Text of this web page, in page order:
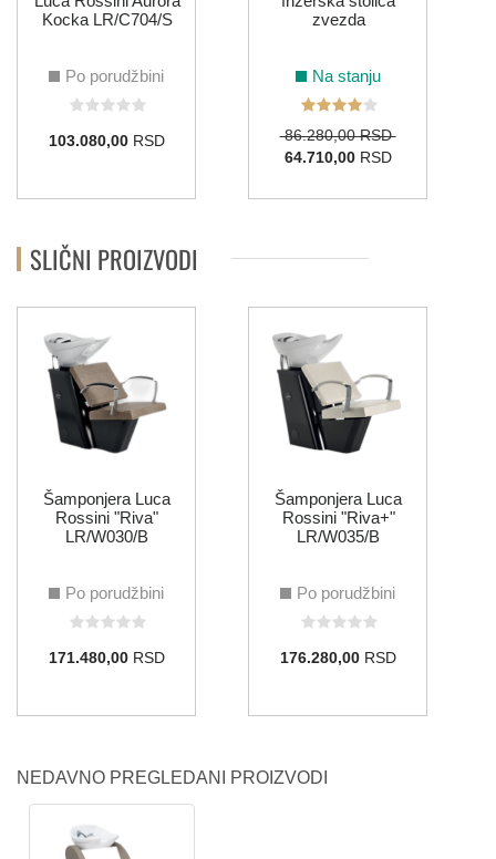
Kocka LR/C704/S
Po porudžbini
103.080,00RSD
zvezda
Na stanju
86.280,00 RSD
64.710,00RSD
SLIČNI PROIZVODI
Šamponjera Luca
Rossini "Riva"
LR/W030/B
Po porudžbini
171.480,00RSD
Šamponjera Luca
Rossini "Riva+"
LR/W035/B
Po porudžbini
176.280,00RSD
NEDAVNO PREGLEDANI PROIZVODI